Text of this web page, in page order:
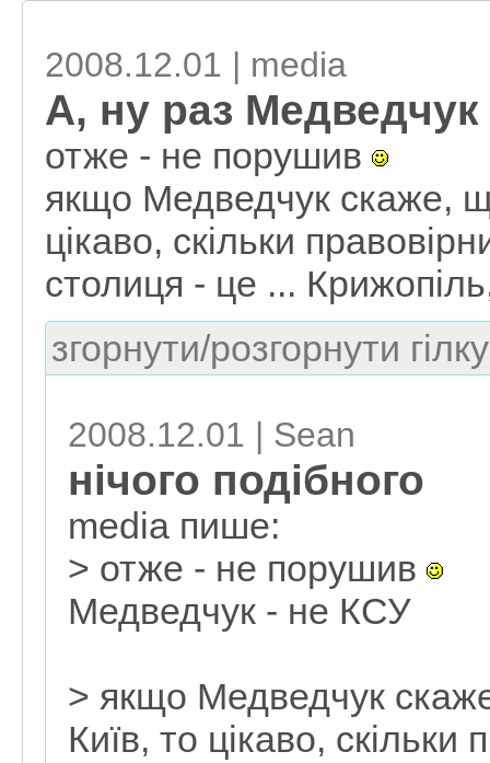
2008.12.01 | media
А, ну раз
отже - не порушив
якщо Медведчук скаже,
цікаво, скільки
столиця - це ...
згорнути/розгорнути
2008.12.01 | Sean
нічого подібного
media пише:
> отже - не порушив
Медведчук - не КСУ
> якщо Медведчук
Київ, то цікаво, скільки